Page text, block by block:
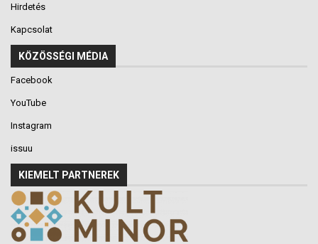
Hirdetés
Kapcsolat
KÖZÖSSÉGI MÉDIA
Facebook
YouTube
Instagram
issuu
KIEMELT PARTNEREK